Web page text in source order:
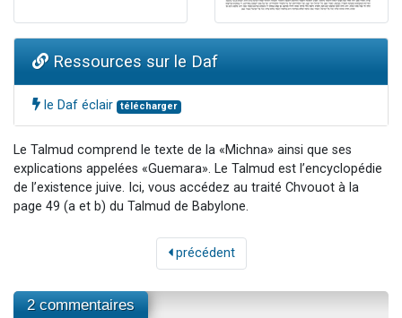
Ressources sur le Daf
le Daf éclair télécharger
Le Talmud comprend le texte de la «Michna» ainsi que ses
explications appelées «Guemara». Le Talmud est l’encyclopédie
de l’existence juive. Ici, vous accédez au traité Chvouot à la
page 49 (a et b) du Talmud de Babylone.
précédent
2 commentaires